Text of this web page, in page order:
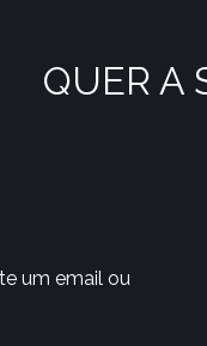
QUER A
um email ou